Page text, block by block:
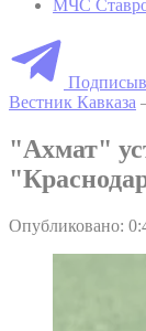
МЧС
Вестник Кавказа
"Ахмат"
Опубликовано: